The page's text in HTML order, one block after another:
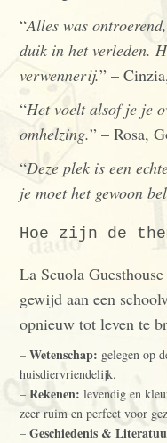
“Alles was
duik in het verleden.
verwennerij.” –
“Het voelt alsof je je
omhelzing.” – Rosa,
“Deze plek is een
je moet het gewoon
Hoe zijn de
La Scuola
gewijd aan een
opnieuw tot leven te
–Wetenschap: gelegen op
huisdiervriendelijk.
–Rekenen: levendig en
zeer ruim en perfect voor
–Geschiedenis &